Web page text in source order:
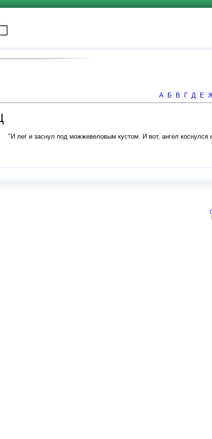
А Б В Г Д Е
"И лег и заснул под можжевеловым кустом. И вот, ангел